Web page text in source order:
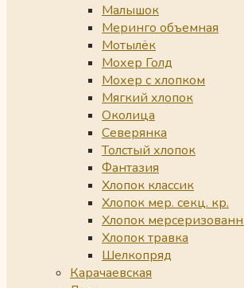
Малышок
Меринго объемная
Мотылёк
Мохер Голд
Мохер с хлопком
Мягкий хлопок
Околица
Северянка
Толстый хлопок
Фантазия
Хлопок классик
Хлопок мер. секц. кр.
Хлопок
Хлопок травка
Шелкопряд
Карачаевская